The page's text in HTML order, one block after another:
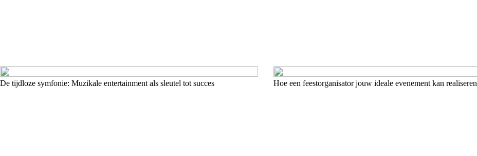
De tijdloze symfonie: Muzikale entertainment als sleutel tot succes Hoe een feestorganisator jouw ideale evenement kan realiseren